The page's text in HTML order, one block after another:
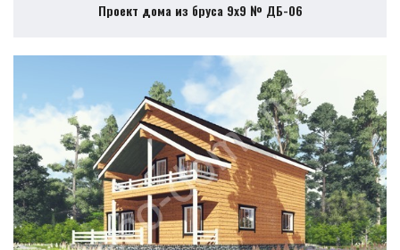
Проект дома из бруса 9х9 № ДБ-06